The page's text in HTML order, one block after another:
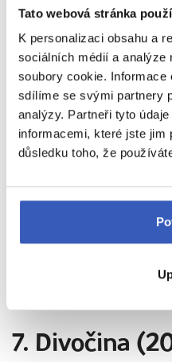
Tato webová stránka
K personalizaci obsahu a
sociálních médií a
soubory cookie. Informace
sdílíme se svými partnery
analýzy. Partneři tyto
informacemi, které jste
důsledku toho, že
smyslu, o
sbližují.Znovu se
10 let později v
debaty o životě
V poslední části už
rodinné dovolené v
společnou minulost,
a stále se poznávají.
dá skouknout za
7. Divočina